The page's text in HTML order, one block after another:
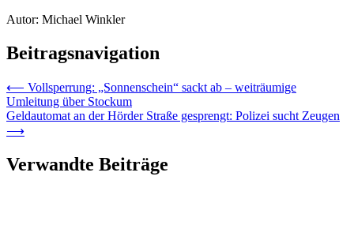
Autor: Michael Winkler
Beitragsnavigation
⟵ Vollsperrung: „Sonnenschein“ sackt ab – weiträumige
Umleitung über Stockum
Geldautomat an der Hörder Straße gesprengt: Polizei sucht Zeugen
⟶
Verwandte Beiträge